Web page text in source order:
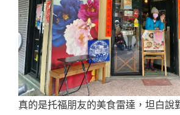
真的是托福朋友的美食雷達，坦白說